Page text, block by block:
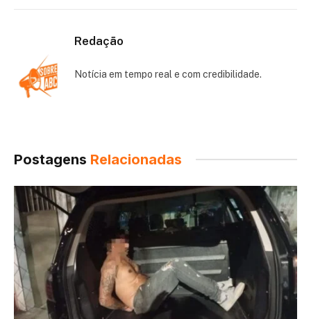
Redação
Notícia em tempo real e com credibilidade.
Postagens Relacionadas